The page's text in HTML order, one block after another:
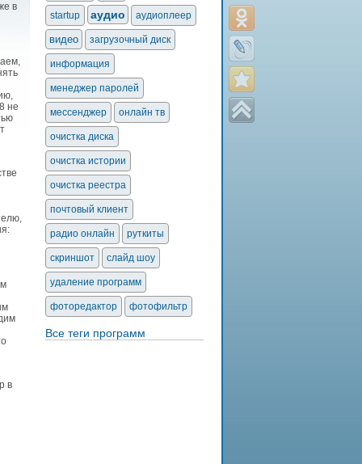
в
не
в
startup аудио аудиоплеер
видео загрузочный диск
информация
менеджер паролей
мессенджер онлайн тв
очистка диска
очистка истории
очистка реестра
почтовый клиент
радио онлайн руткиты
скриншот слайд шоу
удаление программ
фоторедактор фотофильтр
Все теги программ